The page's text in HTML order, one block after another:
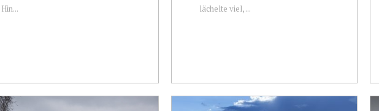
Hin...
lächelte viel, ...